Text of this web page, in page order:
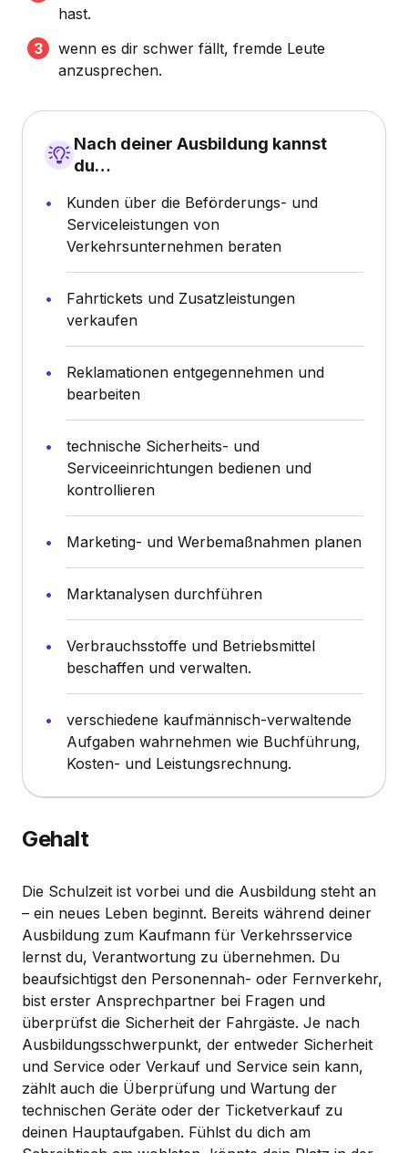
hast.
wenn es dir schwer fällt, fremde Leute
anzusprechen.
Nach deiner Ausbildung kannst
du…
Kunden über die Beförderungs- und
Serviceleistungen von
Verkehrsunternehmen beraten
Fahrtickets und Zusatzleistungen
verkaufen
Reklamationen entgegennehmen und
bearbeiten
technische Sicherheits- und
Serviceeinrichtungen bedienen und
kontrollieren
Marketing- und Werbemaßnahmen planen
Marktanalysen durchführen
Verbrauchsstoffe und Betriebsmittel
beschaffen und verwalten.
verschiedene kaufmännisch-verwaltende
Aufgaben wahrnehmen wie Buchführung,
Kosten- und Leistungsrechnung.
Gehalt
Die Schulzeit ist vorbei und die Ausbildung steht an
– ein neues Leben beginnt. Bereits während deiner
Ausbildung zum Kaufmann für Verkehrsservice
lernst du, Verantwortung zu übernehmen. Du
beaufsichtigst den Personennah- oder Fernverkehr,
bist erster Ansprechpartner bei Fragen und
überprüfst die Sicherheit der Fahrgäste. Je nach
Ausbildungsschwerpunkt, der entweder Sicherheit
und Service oder Verkauf und Service sein kann,
zählt auch die Überprüfung und Wartung der
technischen Geräte oder der Ticketverkauf zu
deinen Hauptaufgaben. Fühlst du dich am